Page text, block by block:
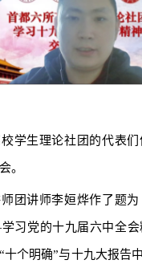
学生理论社团的代表
。
团讲师李姮烨作了题为
习党的十九届六中全会
十个明确”与十九大报告